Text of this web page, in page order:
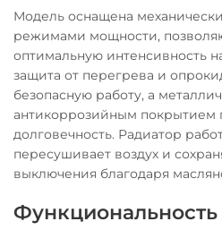
Модель оснащена
режимами мощности,
оптимальную интенсивность
защита от перегрева и
безопасную работу, а
антикоррозийным покрытием
долговечность. Радиатор
пересушивает воздух и
выключения благодаря
Функциональность